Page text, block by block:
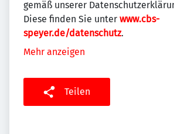
gemäß unserer
Diese finden Sie unter www.cbs-
speyer.de/datenschutz.
Mehr anzeigen
Teilen